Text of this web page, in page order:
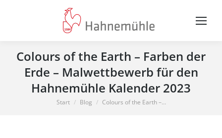
Colours of the Earth – Farben der
Erde – Malwettbewerb für den
Hahnemühle Kalender 2023
Sie befinden sich hier:
Start Blog Colours of the Earth –…